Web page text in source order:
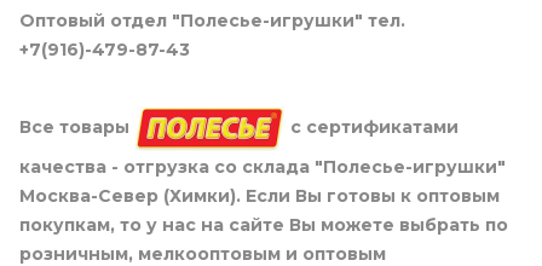
Оптовый отдел "Полесье-игрушки" тел.
+7(916)-479-87-43
Все товары
с сертификатами
качества - отгрузка со склада "Полесье-игрушки"
Москва-Север (Химки). Если Вы готовы к оптовым
покупкам, то у нас на сайте Вы можете выбрать по
розничным, мелкооптовым и оптовым